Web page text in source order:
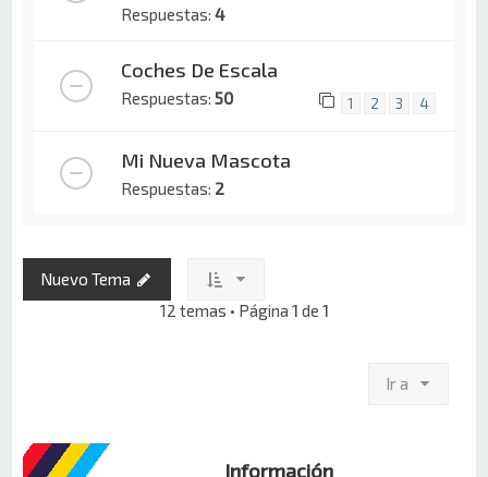
Respuestas:4
Coches De Escala
Respuestas:50 1 2 3 4
Mi Nueva Mascota
Respuestas: 2
Nuevo Tema
12 temas • Página 1 de 1
Ir a
Información